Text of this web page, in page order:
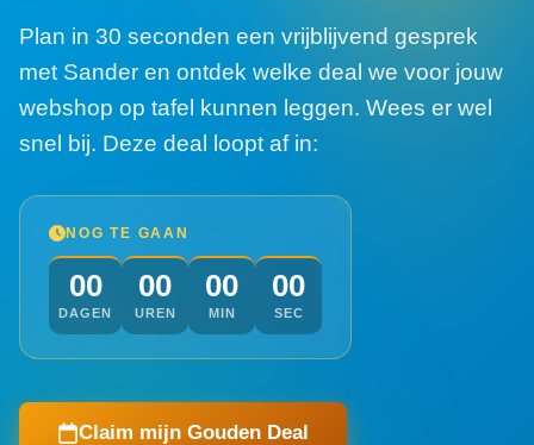
Plan in 30 seconden een vrijblijvend gesprek
met Sander en ontdek welke deal we voor jouw
webshop op tafel kunnen leggen. Wees er wel
snel bij. Deze deal loopt af in:
NOG TE GAAN
00
DAGEN
00
UREN
00
MIN
00
SEC
Claim mijn Gouden Deal